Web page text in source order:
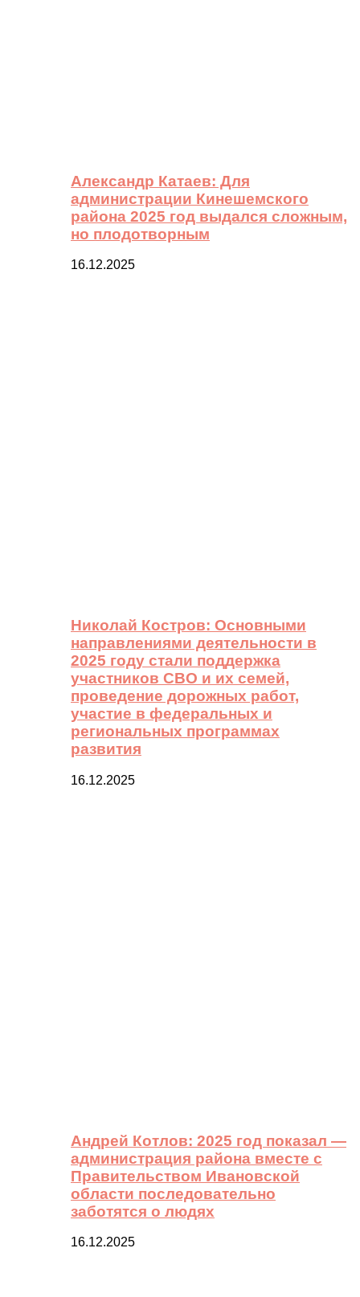
Александр Катаев: Для
администрации Кинешемского
района 2025 год выдался сложным,
но плодотворным
16.12.2025
Николай Костров: Основными
направлениями деятельности в
2025 году стали поддержка
участников СВО и их семей,
проведение дорожных работ,
участие в федеральных и
региональных программах
развития
16.12.2025
Андрей Котлов: 2025 год показал —
администрация района вместе с
Правительством Ивановской
области последовательно
заботятся о людях
16.12.2025